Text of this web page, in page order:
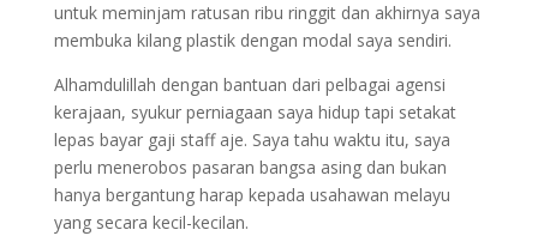
untuk meminjam ratusan ribu ringgit dan akhirnya saya
membuka kilang plastik dengan modal saya sendiri.
Alhamdulillah dengan bantuan dari pelbagai agensi
kerajaan, syukur perniagaan saya hidup tapi setakat
lepas bayar gaji staff aje. Saya tahu waktu itu, saya
perlu menerobos pasaran bangsa asing dan bukan
hanya bergantung harap kepada usahawan melayu
yang secara kecil-kecilan.